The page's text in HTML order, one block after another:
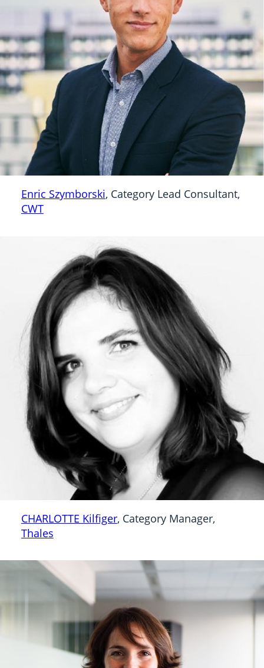
Enric Szymborski, Category Lead Consultant,
CWT
CHARLOTTE Kilfiger, Category Manager,
Thales